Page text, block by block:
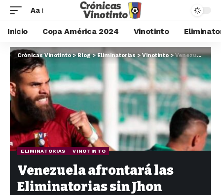
Aa
Inicio Copa América 2024 Vinotinto
Crónicas Vinotinto>Blog>Eliminatorias>Vinotinto>Venezuela afrontará las Eliminatorias sin Jhon Chancellor por lesión en el tendón rotuliano
ELIMINATORIAS VINOTINTO
Venezuela afrontará las
Eliminatorias sin Jhon